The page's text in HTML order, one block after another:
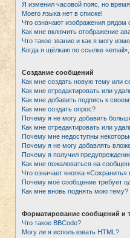
Я изменил часовой пояс, но
Моего языка нет в списке!
Что означают изображения
Как мне включить отображение
Что такое звание и как я могу
Когда я щёлкаю по ссылке
Создание сообщений
Как мне создать новую тему или
Как мне отредактировать или
Как мне добавить подпись к
Как мне создать опрос?
Почему я не могу добавить
Как мне отредактировать или
Почему мне недоступны
Почему я не могу добавлять
Почему я получил
Как мне пожаловаться на
Что означает кнопка
Почему моё сообщение требует
Как мне вновь поднять мою тему?
Форматирование сообщений и
Что такое BBCode?
Могу ли я использовать HTML?